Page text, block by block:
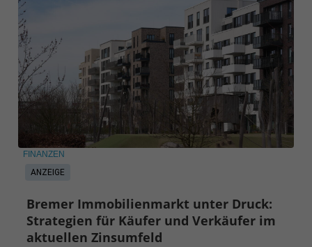
ANZEIGE
FINANZEN
Bremer Immobilienmarkt unter Druck:
Strategien für Käufer und Verkäufer im
aktuellen Zinsumfeld